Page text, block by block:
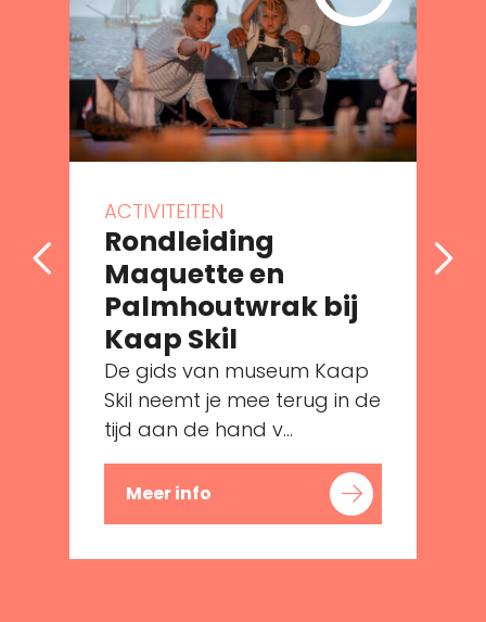
ACTIVITEITEN
Rondleiding
Maquette en
Palmhoutwrak bij
Kaap Skil
De gids van museum Kaap
Skil neemt je mee terug in de
tijd aan de hand v...
Meer info